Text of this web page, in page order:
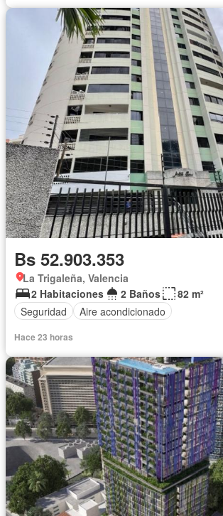
Bs 52.903.353
La Trigaleña, Valencia
2 Habitaciones
2 Baños
82 m²
Seguridad
Aire acondicionado
Hace 23 horas